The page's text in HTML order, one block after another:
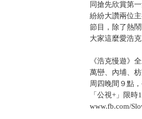
同搶先欣賞第
紛紛大讚兩位
節目，除了熱
大家這麼愛浩克
《浩克慢遊》
萬巒、內埔、
周四晚間９點
「公視+」限
www.fb.com/